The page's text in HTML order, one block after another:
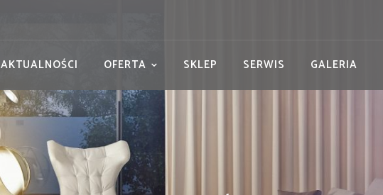
AKTUALNOŚCI OFERTA SKLEP SERWIS GALERIA